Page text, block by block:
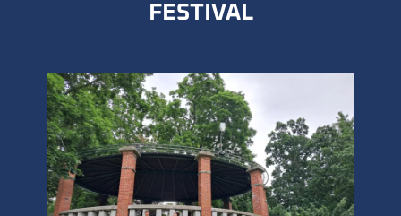
FESTIVAL